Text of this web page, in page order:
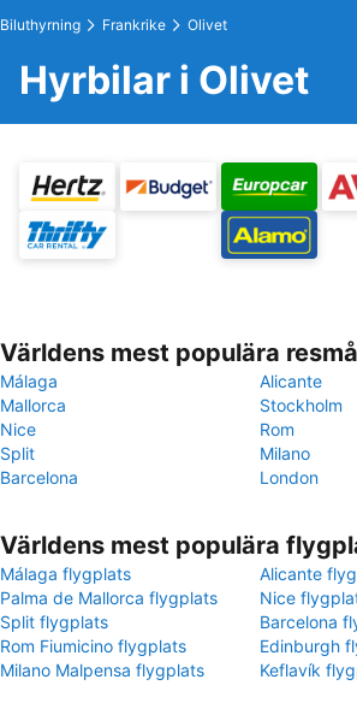
Biluthyrning Frankrike Olivet
Hyrbilar i Olivet
Världens mest populära
Málaga
Alicante
Mallorca
Stockholm
Nice
Rom
Split
Milano
Barcelona
London
Världens mest populära
Málaga flygplats
Alicante
Palma de Mallorca flygplats
Nice
Split flygplats
Barcelona
Rom Fiumicino flygplats
Edinburgh
Milano Malpensa flygplats
Keflavík